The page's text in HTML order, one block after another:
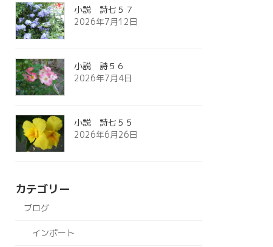
小説 詩七５７
2026年7月12日
小説 詩５６
2026年7月4日
小説 詩七５５
2026年6月26日
カテゴリー
ブログ
インポート